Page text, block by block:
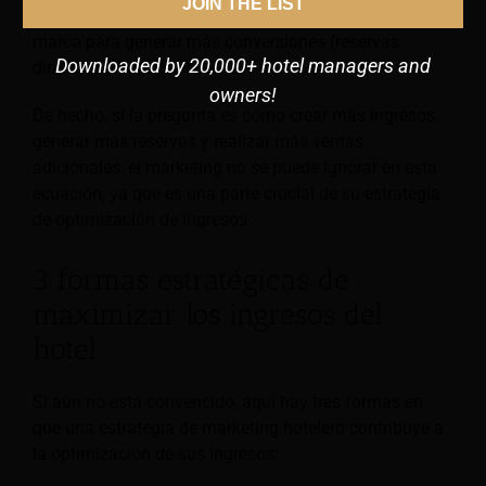
visibilidad de su negocio y el conocimiento de su
directas) y fidelización.
JOIN THE LIST
Downloaded by 20,000+ hotel managers and
owners!